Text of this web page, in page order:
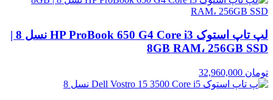
لپ تاپ استوک HP ProBook 650 G4 Core i3 نسل 8 |
8GB RAM، 256GB SSD
تومان